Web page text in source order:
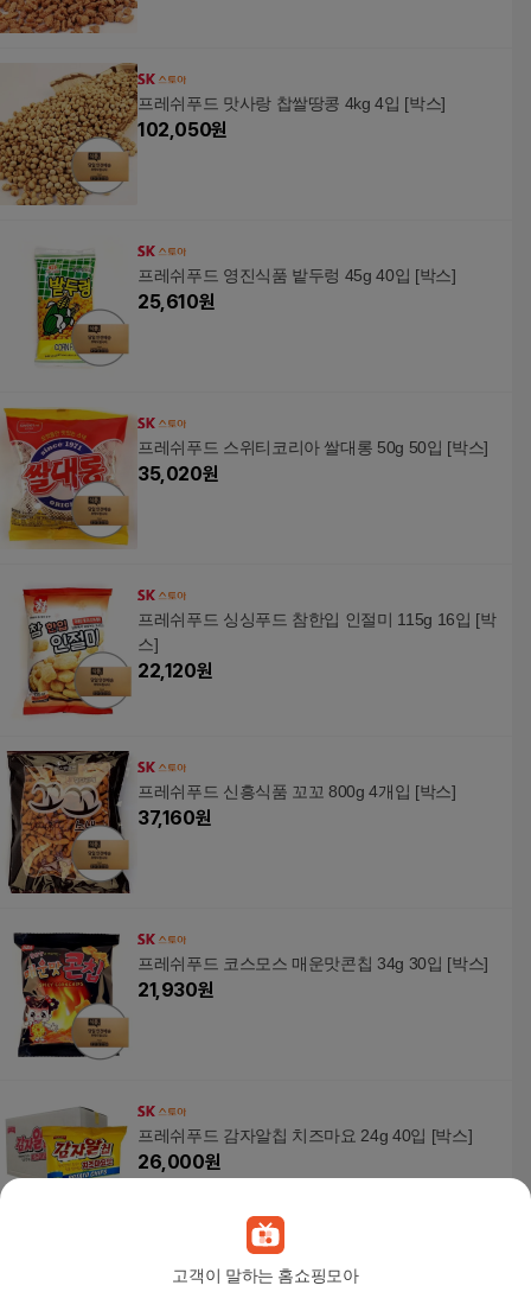
고객이 말하는 홈쇼핑모아
프레쉬푸드 맛사랑 찹쌀땅콩 4kg 4입 [박스]
102,050원
프레쉬푸드 영진식품 밭두렁 45g 40입 [박스]
25,610원
프레쉬푸드 스위티코리아 쌀대롱 50g 50입 [박스]
35,020원
프레쉬푸드 싱싱푸드 참한입 인절미 115g 16입 [박
스]
22,120원
프레쉬푸드 신흥식품 꼬꼬 800g 4개입 [박스]
37,160원
프레쉬푸드 코스모스 매운맛콘칩 34g 30입 [박스]
21,930원
프레쉬푸드 감자알칩 치즈마요 24g 40입 [박스]
26,000원